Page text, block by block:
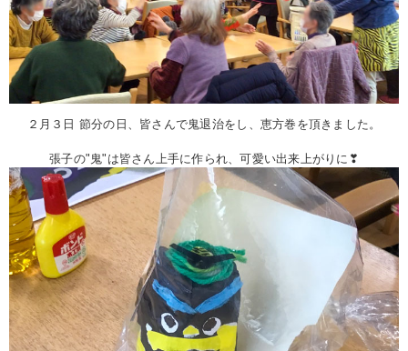
２月３日 節分の日、皆さんで鬼退治をし、恵方巻を頂きました。
張子の"鬼"は皆さん上手に作られ、可愛い出来上がりに❣